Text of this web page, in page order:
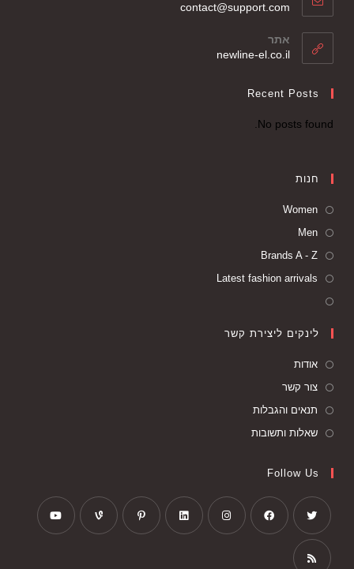
contact@support.com
אתר
newline-el.co.il
Recent Posts
No posts found.
חנות
Women
Men
Brands A - Z
Latest fashion arrivals
לינקים ליצירת קשר
אודות
צור קשר
תנאים והגבלות
שאלות ותשובות
Follow Us